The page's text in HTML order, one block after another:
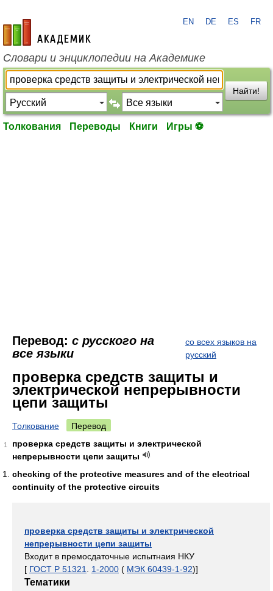
academic.ru
EN DE ES FR
Словари и энциклопедии на Академике
Найти!
Толкования Переводы Книги Игры ⚽
Перевод: с русского на
все языки
со всех языков на
русский
проверка средств защиты и
электрической непрерывности
цепи защиты
Толкование Перевод
1
проверка средств защиты и электрической
непрерывности цепи защиты
checking of the protective measures and of the electrical
continuity of the protective circuits
проверка средств защиты и электрической
непрерывности цепи защиты
Входит в премосдаточные испытнаия НКУ
[ ГОСТ Р 51321 1-2000 ( МЭК 60439-1-92)]
Тематики